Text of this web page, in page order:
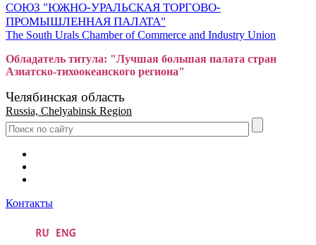
СОЮЗ "ЮЖНО-УРАЛЬСКАЯ ТОРГОВО-
ПРОМЫШЛЕННАЯ ПАЛАТА"
The South Urals Chamber of Commerce and Industry Union
Обладатель титула: "Лучшая большая палата стран
Азиатско-тихоокеанского региона"
Челябинская область
Russia, Chelyabinsk Region
Контакты